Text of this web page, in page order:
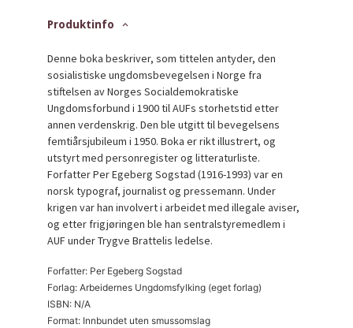
Produktinfo
Denne boka beskriver, som tittelen antyder, den
sosialistiske ungdomsbevegelsen i Norge fra
stiftelsen av Norges Socialdemokratiske
Ungdomsforbund i 1900 til AUFs storhetstid etter
annen verdenskrig. Den ble utgitt til bevegelsens
femtiårsjubileum i 1950. Boka er rikt illustrert, og
utstyrt med personregister og litteraturliste.
Forfatter Per Egeberg Sogstad (1916-1993) var en
norsk typograf, journalist og pressemann. Under
krigen var han involvert i arbeidet med illegale aviser,
og etter frigjøringen ble han sentralstyremedlem i
AUF under Trygve Brattelis ledelse.
Forfatter: Per Egeberg Sogstad
Forlag: Arbeidernes Ungdomsfylking (eget forlag)
ISBN: N/A
Format: Innbundet uten smussomslag